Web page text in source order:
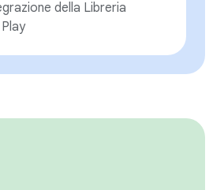
della Libreria